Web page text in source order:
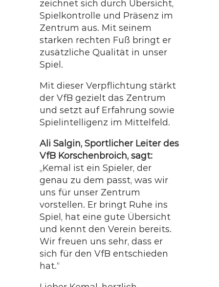
zeichnet sich durch Übersicht,
Spielkontrolle und Präsenz im
Zentrum aus. Mit seinem
starken rechten Fuß bringt er
zusätzliche Qualität in unser
Spiel.
Mit dieser Verpflichtung stärkt
der VfB gezielt das Zentrum
und setzt auf Erfahrung sowie
Spielintelligenz im Mittelfeld.
Ali Salgin, Sportlicher Leiter des
VfB Korschenbroich, sagt:
„Kemal ist ein Spieler, der
genau zu dem passt, was wir
uns für unser Zentrum
vorstellen. Er bringt Ruhe ins
Spiel, hat eine gute Übersicht
und kennt den Verein bereits.
Wir freuen uns sehr, dass er
sich für den VfB entschieden
hat.“